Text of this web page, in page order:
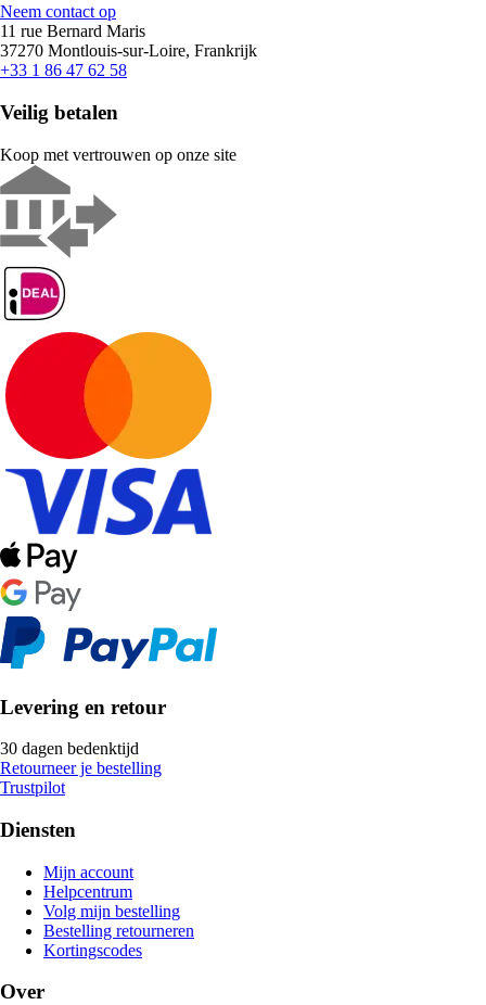
Neem contact op
11 rue Bernard Maris
37270 Montlouis-sur-Loire, Frankrijk
+33 1 86 47 62 58
Veilig betalen
Koop met vertrouwen op onze site
Levering en retour
30 dagen bedenktijd
Retourneer je bestelling
Trustpilot
Diensten
Mijn account
Helpcentrum
Volg mijn bestelling
Bestelling retourneren
Kortingscodes
Over